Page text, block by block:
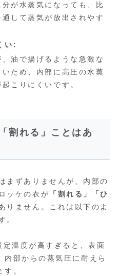
が水蒸気になっても、比
して蒸気が放出されやす
い:
、油で揚げるような急激な
ため、内部に高圧の水蒸
こりにくいです。
割れる」ことはあ
まずありませんが、内部の
ッケの衣が
「割れる」「ひ
りません。これは以下のよ
。
定温度が高すぎると、表面
内部からの蒸気圧に耐えら
。